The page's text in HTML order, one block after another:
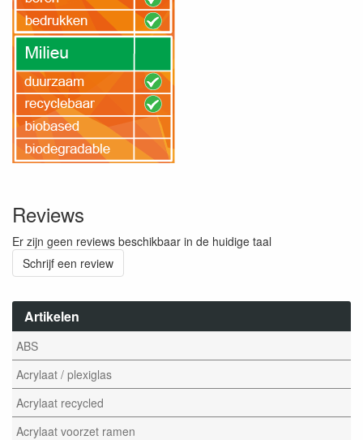
Artikelen
ABS
Acrylaat / plexiglas
Acrylaat recycled
Acrylaat voorzet ramen
Reviews
Er zijn geen reviews beschikbaar in de huidige taal
Schrijf een review